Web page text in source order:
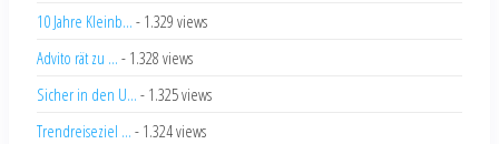
10 Jahre Kleinb... - 1.329 views
Advito rät zu ... - 1.328 views
Sicher in den U... - 1.325 views
Trendreiseziel ... - 1.324 views